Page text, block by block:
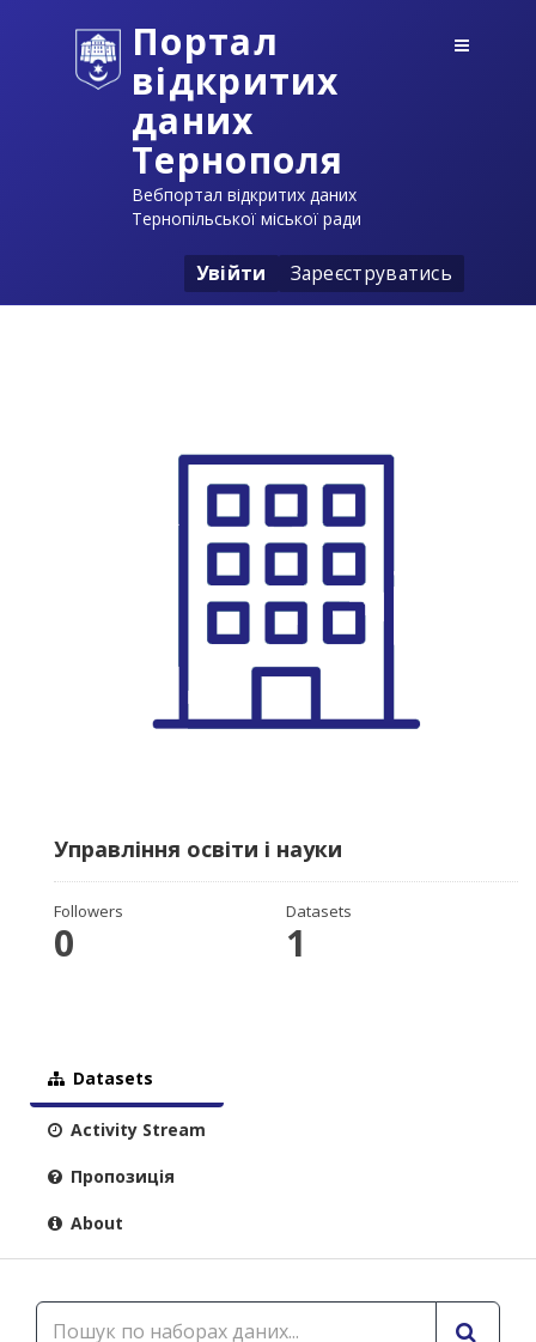
Портал
відкритих
даних
Тернополя
Вебпортал відкритих даних
Тернопільської міської ради
Увійти Зареєструватись
Управління освіти і науки
Followers
0
Datasets
1
Datasets
Activity Stream
Пропозиція
About